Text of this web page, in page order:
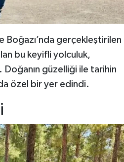
Boğazı’nda gerçekleştirilen
bu keyifli yolculuk,
güzelliği ile tarihin
özel bir yer edindi.